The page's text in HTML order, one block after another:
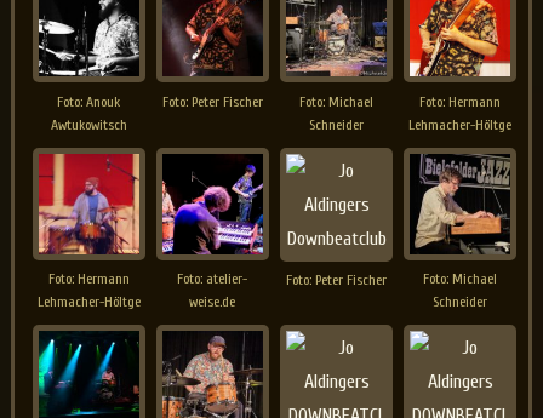
Foto: Anouk
Awtukowitsch
Foto: Peter Fischer
Foto: Michael
Schneider
Foto: Hermann
Lehmacher-Höltge
Foto: Hermann
Lehmacher-Höltge
Foto: atelier-
weise.de
Foto: Peter Fischer
Foto: Michael
Schneider